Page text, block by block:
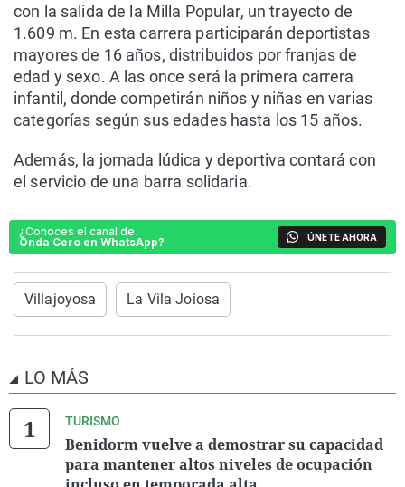
con la salida de la Milla Popular, un trayecto de
1.609 m. En esta carrera participarán deportistas
mayores de 16 años, distribuidos por franjas de
edad y sexo. A las once será la primera carrera
infantil, donde competirán niños y niñas en varias
categorías según sus edades hasta los 15 años.
Además, la jornada lúdica y deportiva contará con
el servicio de una barra solidaria.
¿Conoces el canal de
Onda Cero en WhatsApp?
ÚNETE AHORA
Villajoyosa La Vila Joiosa
LO MÁS
TURISMO
Benidorm vuelve a demostrar su capacidad
para mantener altos niveles de ocupación